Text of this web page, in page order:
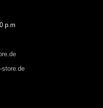
p.m
store.de